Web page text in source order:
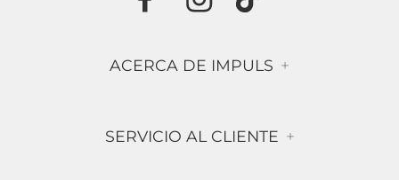
ACERCA DE IMPULS +
SERVICIO AL CLIENTE +